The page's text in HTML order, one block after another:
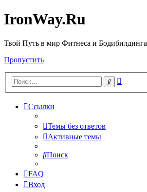
IronWay.Ru
Твой Путь в мир Фитнеса и Бодибилдинга
Пропустить
Поиск
Ссылки
Темы без ответов
Активные темы
Поиск
FAQ
Вход